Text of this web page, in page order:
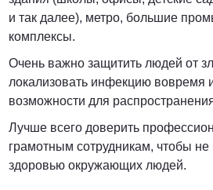
и так далее), метро, большие
комплексы.
Очень важно защитить людей от
локализовать инфекцию вовремя
возможности для
Лучше всего доверить
грамотным сотрудникам, чтобы не
здоровью окружающих людей.